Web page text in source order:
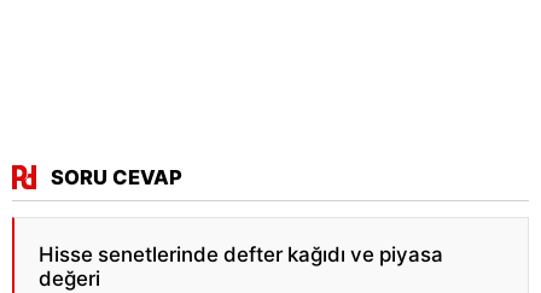
SORU CEVAP
Hisse senetlerinde defter kağıdı ve piyasa
değeri